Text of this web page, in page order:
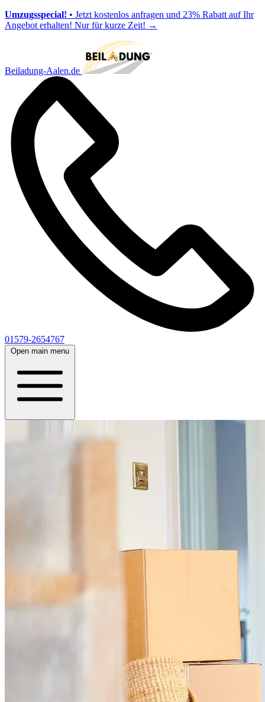
Umzugsspecial! • Jetzt kostenlos anfragen und 23% Rabatt auf Ihr
Angebot erhalten! Nur für kurze Zeit! →
Beiladung-Aalen.de
01579-2654767
Open main menu